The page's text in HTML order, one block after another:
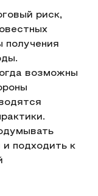
риск,
получения
возможны
подходить к